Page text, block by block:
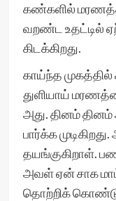
கண்களில்
வறண்ட உதட்டில்
கிடக்கிறது.
காய்ந்த
துளியாய்
அது. தினம்
பார்க்க
தயங்குகிறாள்.
அவள் ஏன் சாக
தொற்றிக் கொண்டு